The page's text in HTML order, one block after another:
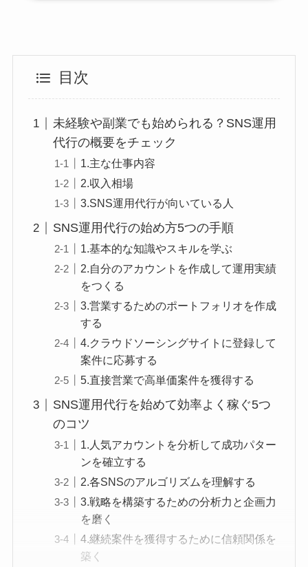
目次
未経験や副業でも始められる？SNS運用
代行の概要をチェック
1.主な仕事内容
2.収入相場
3.SNS運用代行が向いている人
SNS運用代行の始め方5つの手順
1.基本的な知識やスキルを学ぶ
2.自分のアカウントを作成して運用実績
をつくる
3.営業するためのポートフォリオを作成
する
4.クラウドソーシングサイトに登録して
案件に応募する
5.直接営業で高単価案件を獲得する
SNS運用代行を始めて効率よく稼ぐ5つ
のコツ
1.人気アカウントを分析して成功パター
ンを確立する
2.各SNSのアルゴリズムを理解する
3.戦略を構築するための分析力と企画力
を磨く
4.継続案件を獲得するために信頼関係を
築く